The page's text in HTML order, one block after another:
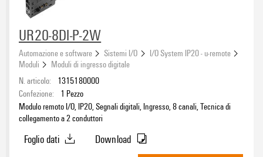
UR20-8DI-P-2W
Automazione e software Sistemi I/O
I/O System IP20 - u-remote
Moduli
Moduli di ingresso digitale
N. articolo:
1315180000
Confezione:
1 Pezzo
Modulo remoto I/O, IP20, Segnali digitali, Ingresso, 8 canali, Tecnica di
collegamento a 2 conduttori
Foglio dati
Download